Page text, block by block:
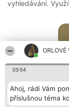
03:54
Ahoj, rádi Vám
příslušnou téma
vyhledávání.